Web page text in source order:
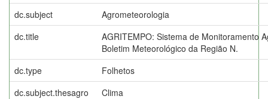
dc.subject
Agrometeorologia
dc.title
AGRITEMPO: Sistema de Monitoramento
Boletim Meteorológico da Região N.
dc.type
Folhetos
dc.subject.thesagro
Clima